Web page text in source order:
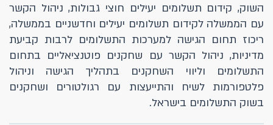
השוק, קידום תשלומים יעילים חוצי גבולות, ניהול הקשר
עם הממשלה לקידום תשלומים יעילים וחדשניים בממשלה,
ריכוז תחום הגישה למערכות התשלומים לרבות קביעת
מדיניות, ניהול הקשר עם שחקנים פוטנציאליים בתחום
התשלומים וליווי השחקנים בתהליך הגישה וניהול
פלטפורמות לשיח והתייעצות עם רגולטורים ושחקנים
בשוק התשלומים בישראל.